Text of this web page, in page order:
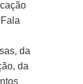
da
da